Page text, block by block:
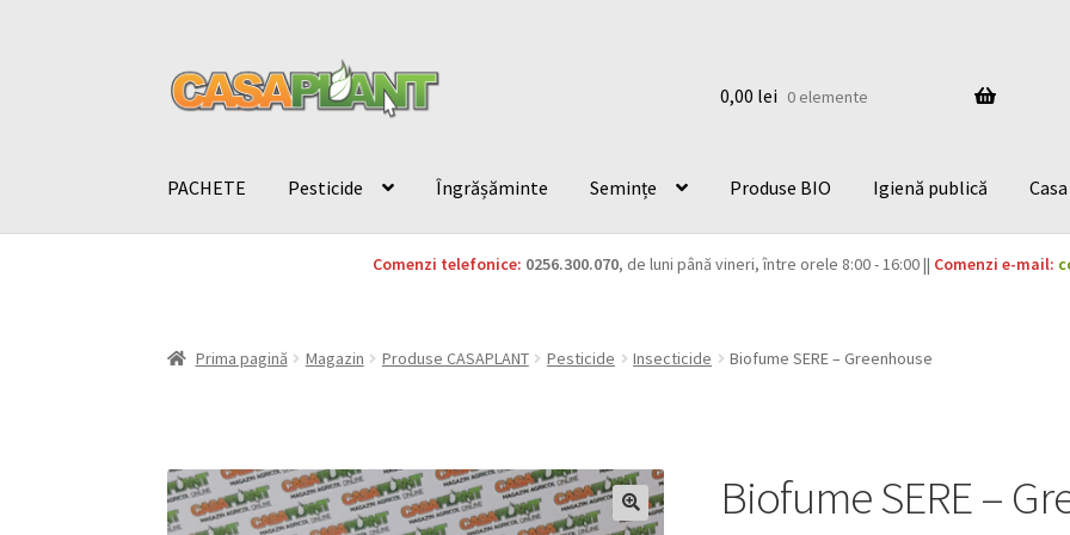
0,00 lei 0 elemente
PACHETE Pesticide Îngrășăminte Semințe Produse BIO Igienă publică
Comenzi telefonice: 0256.300.070, de luni până vineri, între orele 8:00 - 16:00 || Comenzi e-mail:
Prima pagină Magazin Produse CASAPLANT Pesticide Insecticide Biofume SERE – Greenhouse
Biofume SERE –